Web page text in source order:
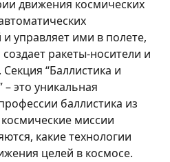
движения космических
управляет ими в полете,
создает ракеты-носители и
“Баллистика и
это уникальная
баллистика из
миссии
какие технологии
целей в космосе.